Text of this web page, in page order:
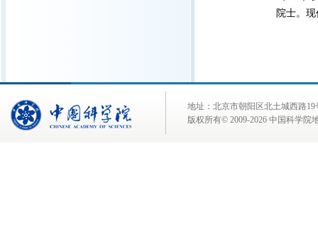
院士。
地址：北京市朝阳区北土城西路
版权所有© 2009-2026 中国科学院